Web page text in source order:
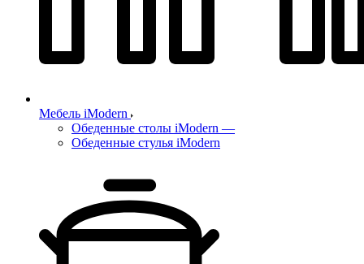
Мебель iModern
Обеденные столы iModern —
Обеденные стулья iModern